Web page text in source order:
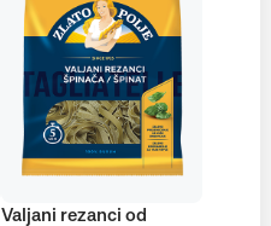
Valjani rezanci od